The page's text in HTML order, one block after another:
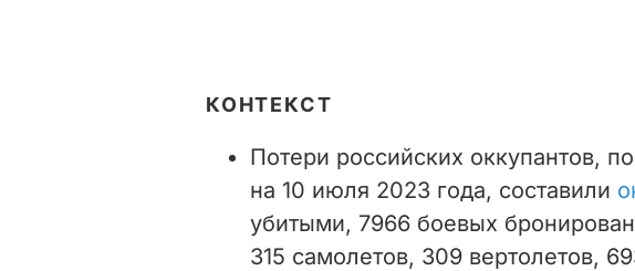
КОНТЕКСТ
Потери российских оккупантов,
на 10 июля 2023 года, составили
убитыми, 7966 боевых
315 самолетов, 309 вертолетов,